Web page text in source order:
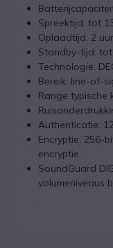
Spreektijd: tot
Oplaadtijd: 2 uur
Standby-tijd:
Technologie:
Bereik: line-of-
Range typische
Authenticatie:
Encryptie: 256-
encryptie
SoundGuard
volumeniveaus
.